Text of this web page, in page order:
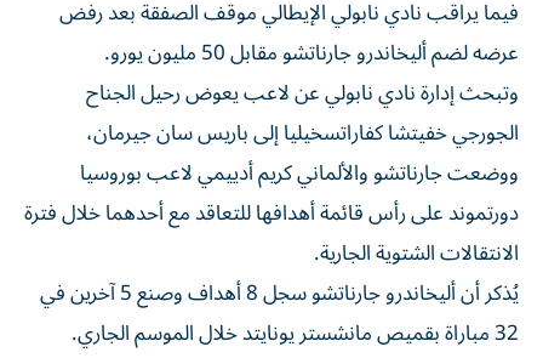
فيما يراقب نادي نابولي الإيطالي موقف الصفقة بعد رفض
عرضه لضم أليخاندرو جارناتشو مقابل 50 مليون يورو.
وتبحث إدارة نادي نابولي عن لاعب يعوض رحيل الجناح
الجورجي خفيتشا كفاراتسخيليا إلى باريس سان جيرمان،
ووضعت جارناتشو والألماني كريم أدييمي لاعب بوروسيا
دورتموند على رأس قائمة أهدافها للتعاقد مع أحدهما خلال فترة
الانتقالات الشتوية الجارية.
يُذكر أن أليخاندرو جارناتشو سجل 8 أهداف وصنع 5 آخرين في
32 مباراة بقميص مانشستر يونايتد خلال الموسم الجاري.